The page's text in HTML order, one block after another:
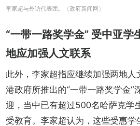
李家超与外访代表团。（政府新闻网）
“一带一路奖学金” 受中亚
地应加强人文联系
此外，李家超指应继续加强两地人
港政府所推出的“一带一路奖学金”
迎，当中已有超过500名哈萨克学
受教育。李家超认为，这些受惠学